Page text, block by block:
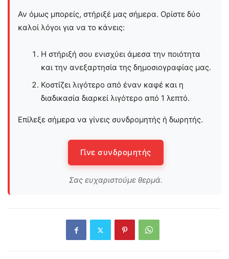
Αν όμως μπορείς, στήριξέ μας σήμερα. Ορίστε δύο
καλοί λόγοι για να το κάνεις:
Η στήριξή σου ενισχύει άμεσα την ποιότητα
και την ανεξαρτησία της δημοσιογραφίας μας.
Κοστίζει λιγότερο από έναν καφέ και η
διαδικασία διαρκεί λιγότερο από 1 λεπτό.
Επίλεξε σήμερα να γίνεις συνδρομητής ή δωρητής.
Γίνε συνδρομητής
Σας ευχαριστούμε θερμά.